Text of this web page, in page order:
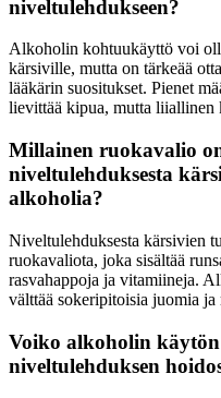
niveltulehdukseen?
Alkoholin kohtuukäyttö voi
kärsiville, mutta on tärkeää
lääkärin suositukset. Pienet
lievittää kipua, mutta liiallinen
Millainen ruokavalio
niveltulehduksesta
alkoholia?
Niveltulehduksesta kärsivien
ruokavaliota, joka sisältää
rasvahappoja ja vitamiineja.
välttää sokeripitoisia juomia ja
Voiko alkoholin
niveltulehduksen